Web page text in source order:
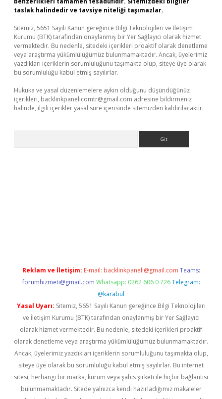
taslak halindedir ve tavsiye niteliği taşımazlar.
Sitemiz, 5651 Sayılı Kanun gereğince Bilgi Teknolojileri ve İletişim
Kurumu (BTK) tarafından onaylanmış bir Yer Sağlayıcı olarak hizmet
vermektedir. Bu nedenle, sitedeki içerikleri proaktif olarak denetleme
veya araştırma yükümlülüğümüz bulunmamaktadır. Ancak, üyelerimiz
yazdıkları içeriklerin sorumluluğunu taşımakta olup, siteye üye olarak
bu sorumluluğu kabul etmiş sayılırlar.
Hukuka ve yasal düzenlemelere aykırı olduğunu düşündüğünüz
içerikleri, backlinkpanelicomtr@gmail.com adresine bildirmeniz
halinde, ilgili içerikler yasal süre içerisinde sitemizden kaldırılacaktır.
Reklam ve İletişim: E-mail: backlinkpaneli@gmail.com Teams:
forumhizmeti@gmail.com Whatsapp: 0262 606 0 726 Telegram:
@karabul
Yasal Uyarı: Sitemiz, 5651 Sayılı Kanun gereğince Bilgi Teknolojileri
ve İletişim Kurumu (BTK) tarafından onaylanmış bir Yer Sağlayıcı
olarak hizmet vermektedir. Bu nedenle, sitedeki içerikleri proaktif
olarak denetleme veya araştırma yükümlülüğümüz bulunmamaktadır.
Ancak, üyelerimiz yazdıkları içeriklerin sorumluluğunu taşımakta olup,
siteye üye olarak bu sorumluluğu kabul etmiş sayılırlar. Bu internet
sitesi, herhangi bir marka, kurum veya şahıs şirketi ile hiçbir bağlantısı
bulunmamaktadır. Sitede yalnızca kendi hazırladığımız makaleler